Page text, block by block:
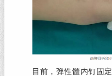
目前，弹性髓内钉固